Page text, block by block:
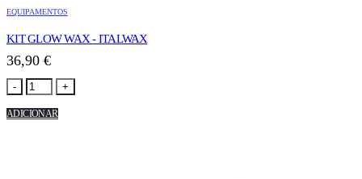
EQUIPAMENTOS
KIT GLOW WAX - ITALWAX
36,90 €
- +
ADICIONAR